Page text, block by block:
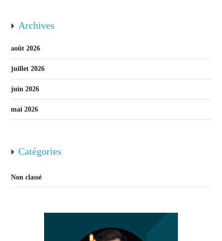
Archives
août 2026
juillet 2026
juin 2026
mai 2026
Catégories
Non classé